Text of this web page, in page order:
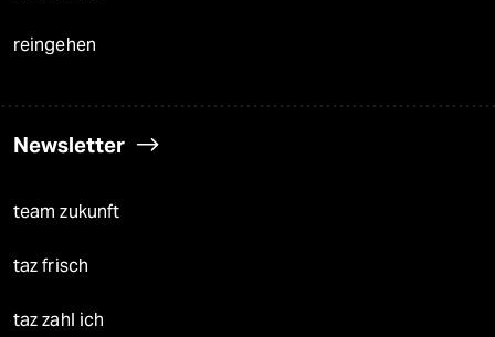
reingehen
Newsletter
team zukunft
taz frisch
taz zahl ich